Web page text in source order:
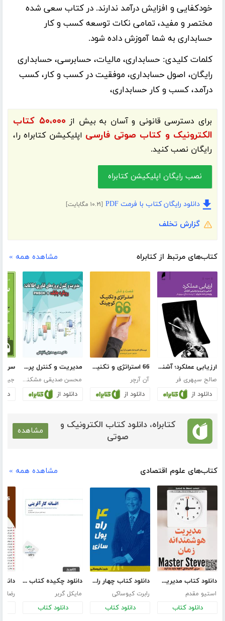
خودکفایی و افزایش درآمد ندارند. در کتاب سعی شده
مختصر و مفید، تمامی نکات توسعه کسب و کار
حسابداری به شما آموزش داده شود.
کلمات کلیدی: حسابداری، مالیات، حسابرسی، حسابداری
رایگان، اصول حسابداری، موفقیت در کسب و کار، کسب
درآمد، کسب و کار حسابداری،
برای دسترسی قانونی و آسان به بیش از
۵۰،۰۰۰ کتاب
الکترونیک و کتاب صوتی فارسی اپلیکیشنکتابراهرا،
رایگان نصب کنید.
نصب رایگان اپلیکیشن کتابراه
دانلود رایگان کتاب با فرمت PDF [۱۰.۲۱ مگابایت]
گزارش تخلف
کتاب‌های مرتبط از کتابراه مشاهده همه »
ارزیابی عملکرد؛ آشنایی با زیر و بم ارزشیابی کارکنان
صالح سپهری فر
دانلود از
66 استراتژی و تکنیک کوچینگ
آن آرچر
دانلود از
مدیریت و کنترل پروژه‌های فناوری اطلاعات: رویکرد چابک، PMBOK-6
محسن صدیقی مشکنانی
دانلود از
جیم
کتابراه، دانلود کتاب الکترونیک و
صوتی
مشاهده
کتاب‌های علوم اقتصادی مشاهده همه »
دانلود کتاب مدیریت هوشمندانه زمان
استیو مقدم
دانلود کتاب
دانلود کتاب چهار راه پول سازی
رابرت کیوساکی
دانلود کتاب
دانلود چکیده کتاب افسانه کارآفرینی
مایکل گربر
دانلود کتاب
رضا